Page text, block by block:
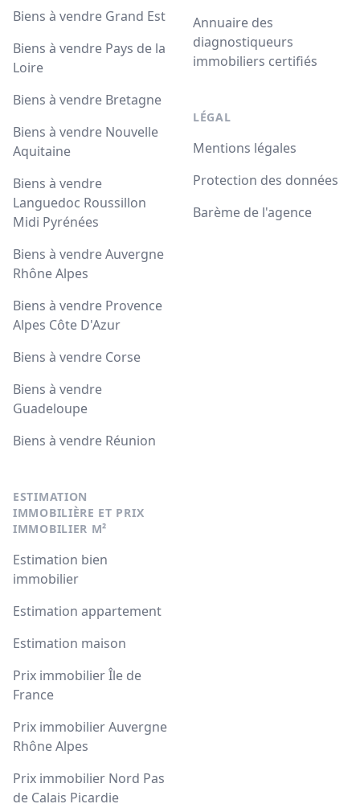
Biens à vendre Grand Est
Biens à vendre Pays de la
Loire
Biens à vendre Bretagne
Biens à vendre Nouvelle
Aquitaine
Biens à vendre
Languedoc Roussillon
Midi Pyrénées
Biens à vendre Auvergne
Rhône Alpes
Biens à vendre Provence
Alpes Côte D'Azur
Biens à vendre Corse
Biens à vendre
Guadeloupe
Biens à vendre Réunion
ESTIMATION
IMMOBILIÈRE ET PRIX
IMMOBILIER M²
Estimation bien
immobilier
Estimation appartement
Estimation maison
Prix immobilier Île de
France
Prix immobilier Auvergne
Rhône Alpes
Prix immobilier Nord Pas
de Calais Picardie
Annuaire des
diagnostiqueurs
immobiliers certifiés
LÉGAL
Mentions légales
Protection des données
Barème de l'agence